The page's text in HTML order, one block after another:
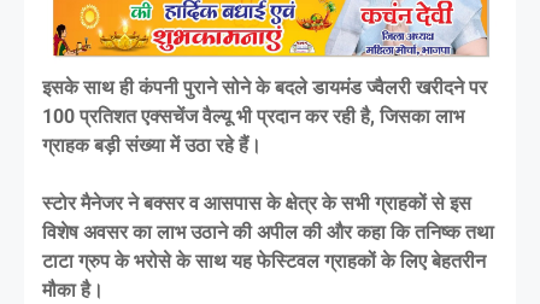
इसके साथ ही कंपनी पुराने सोने के बदले डायमंड ज्वैलरी खरीदने पर
100 प्रतिशत एक्सचेंज वैल्यू भी प्रदान कर रही है, जिसका लाभ
ग्राहक बड़ी संख्या में उठा रहे हैं।
स्टोर मैनेजर ने बक्सर व आसपास के क्षेत्र के सभी ग्राहकों से इस
विशेष अवसर का लाभ उठाने की अपील की और कहा कि तनिष्क तथा
टाटा ग्रुप के भरोसे के साथ यह फेस्टिवल ग्राहकों के लिए बेहतरीन
मौका है।